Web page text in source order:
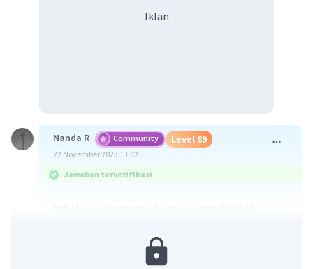
Iklan
Nanda R Community Level 89
22 November 2023 13:32
Jawaban terverifikasi